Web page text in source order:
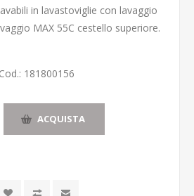
in lavastoviglie con lavaggio
MAX 55C cestello superiore.
Cod.: 181800156
ACQUISTA